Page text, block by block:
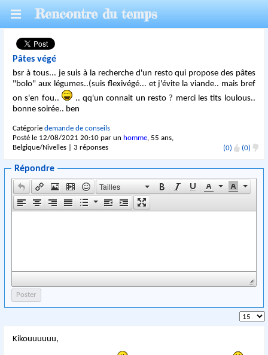
Rencontre du temps
Pâtes végé
bsr à tous... je suis à la recherche d'un resto qui propose des pâtes
"bolo" aux légumes..(suis flexivégé... et j'évite la viande.. mais bref
on s'en fou..
.. qq'un connait un resto ? merci les tits loulous..
bonne soirée.. ben
Catégoriedemande de conseils
Posté le 12/08/2021 20:10 par un homme, 55 ans,
Belgique/Nivelles | 3 réponses
(0) (0)
Répondre
Tailles
Kikouuuuuu,